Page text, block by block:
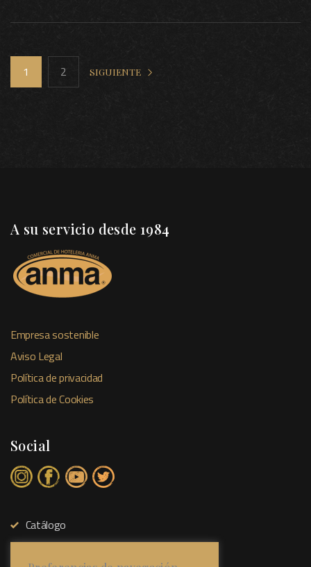
1 2 SIGUIENTE
A su servicio desde 1984
Empresa sostenible
Aviso Legal
Política de privacidad
Política de Cookies
Social
Catálogo
Tienda Física